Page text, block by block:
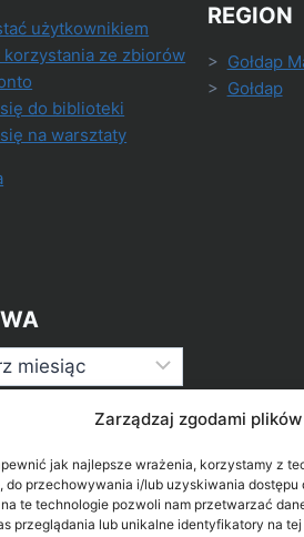
Zarządzaj zgodami
jak najlepsze wrażenia, korzystamy z
do przechowywania i/lub uzyskiwania dostępu
te technologie pozwoli nam przetwarzać
przeglądania lub unikalne identyfikatory na
użytkownikiem
korzystania ze zbiorów
do biblioteki
na warsztaty
REGION
> Gołdap
> Gołdap